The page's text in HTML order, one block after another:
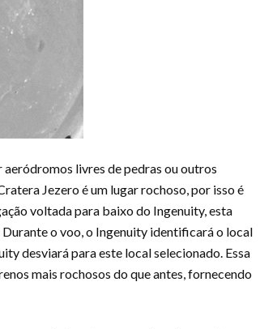
livres de pedras ou outros
Jezero é um lugar rochoso, por isso é
voltada para baixo do Ingenuity, esta
o voo, o Ingenuity identificará o local
desviará para este local selecionado. Essa
mais rochosos do que antes, fornecendo